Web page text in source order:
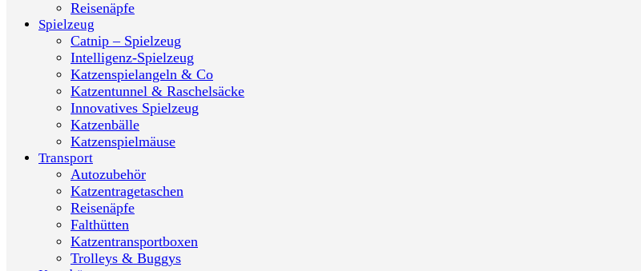
Reisenäpfe
Spielzeug
Catnip – Spielzeug
Intelligenz-Spielzeug
Katzenspielangeln & Co
Katzentunnel & Raschelsäcke
Innovatives Spielzeug
Katzenbälle
Katzenspielmäuse
Transport
Autozubehör
Katzentragetaschen
Reisenäpfe
Falthütten
Katzentransportboxen
Trolleys & Buggys